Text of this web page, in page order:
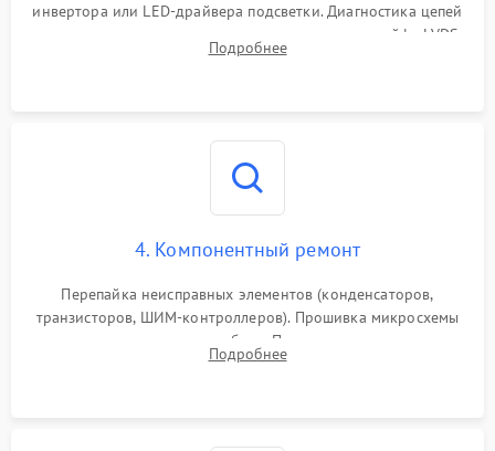
инвертора или LED-драйвера подсветки. Диагностика цепей
питания скалера и тестирование сигналов на шлейфе LVDS
Подробнее
4. Компонентный ремонт
Перепайка неисправных элементов (конденсаторов,
транзисторов, ШИМ-контроллеров). Прошивка микросхемы
памяти при программных сбоях. При поломке подсветки —
разборка матрицы и замена выгоревших светодиодов.
Подробнее